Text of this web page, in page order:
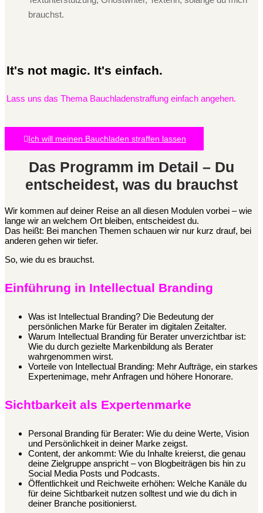
brauchst.
It's not magic. It's einfach.
Lass uns das Thema Bauchladenstraffung einfach angehen.
Ich will meinen Bauchladen straffen lassen
Das Programm im Detail – Du
entscheidest, was du brauchst
Wir kommen auf deiner Reise an all diesen Modulen vorbei – wie
lange wir an welchem Ort bleiben, entscheidest du.
Das heißt: Bei manchen Themen schauen wir nur kurz drauf, bei
anderen gehen wir tiefer.
So, wie du es brauchst.
Einführung in Intellectual Branding
Was ist Intellectual Branding? Die Bedeutung der
persönlichen Marke für Berater im digitalen Zeitalter.
Warum Intellectual Branding für Berater unverzichtbar ist:
Wie du durch gezielte Markenbildung als Berater
wahrgenommen wirst.
Vorteile von Intellectual Branding: Mehr Aufträge, ein starkes
Expertenimage, mehr Anfragen und höhere Honorare.
Sichtbarkeit als Expertenmarke
Personal Branding für Berater: Wie du deine Werte, Vision
und Persönlichkeit in deiner Marke zeigst.
Content, der ankommt: Wie du Inhalte kreierst, die genau
deine Zielgruppe anspricht – von Blogbeiträgen bis hin zu
Social Media Posts und Podcasts.
Öffentlichkeit und Reichweite erhöhen: Welche Kanäle du
für deine Sichtbarkeit nutzen solltest und wie du dich in
deiner Branche positionierst.